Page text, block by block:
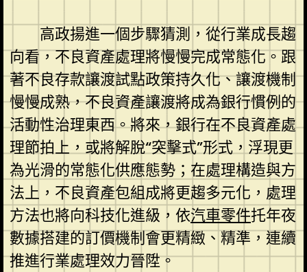
高政揚進一個步驟猜測，從行業成長趨
向看，不良資產處理將慢慢完成常態化。跟
著不良存款讓渡試點政策持久化、讓渡機制
慢慢成熟，不良資產讓渡將成為銀行慣例的
活動性治理東西。將來，銀行在不良資產處
理節拍上，或將解脫“突擊式”形式，浮現更
為光滑的常態化供應態勢；在處理構造與方
法上，不良資產包組成將更趨多元化，處理
方法也將向科技化進級，依汽車零件托年夜
數據搭建的訂價機制會更精緻、精準，連續
推進行業處理效力晉陞。